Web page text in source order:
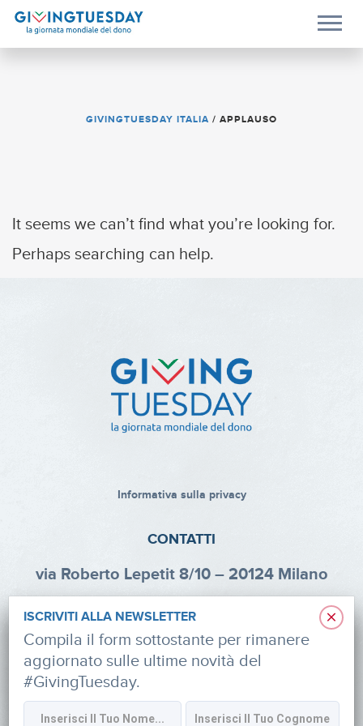
GIVINGTUESDAY ITALIA / APPLAUSO
It seems we can’t find what you’re looking for.
Perhaps searching can help.
Informativa sulla privacy
CONTATTI
via Roberto Lepetit 8/10 – 20124 Milano
Tel: +39 02 47924880
CF: 91374340379
SOCIAL
×
ISCRIVITI ALLA NEWSLETTER
Compila il form sottostante per rimanere
aggiornato sulle ultime novità del
#GivingTuesday.